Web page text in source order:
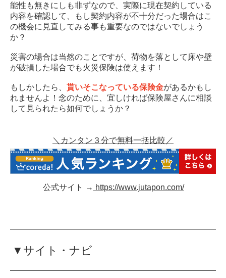
能性も無きにしも非ずなので、実際に現在契約している
内容を確認して、もし契約内容が不十分だった場合はこ
の機会に見直してみる事も重要なのではないでしょう
か？
災害の場合は当然のことですが、荷物を落として床や壁
が破損した場合でも火災保険は使えます！
もしかしたら、 貰いそこなっている保険金があるかもし
れませんよ！念のために、宜しければ保険屋さんに相談
して見られたら如何でしょうか？
＼カンタン３分で無料一括比較／
公式サイト → https://www.jutapon.com/
▼サイト・ナビ